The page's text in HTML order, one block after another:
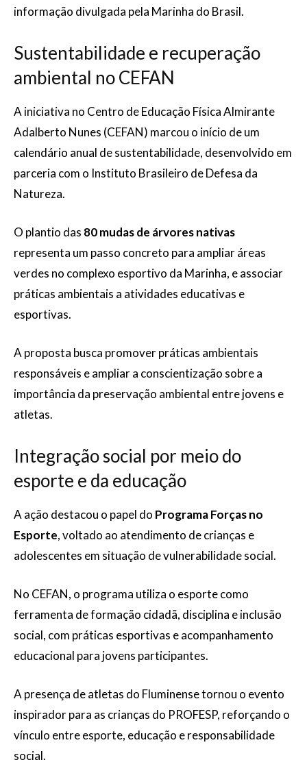
informação divulgada pela Marinha do Brasil.
Sustentabilidade e recuperação
ambiental no CEFAN
A iniciativa no Centro de Educação Física Almirante
Adalberto Nunes (CEFAN) marcou o início de um
calendário anual de sustentabilidade, desenvolvido em
parceria com o Instituto Brasileiro de Defesa da
Natureza.
O plantio das 80 mudas de árvores nativas
representa um passo concreto para ampliar áreas
verdes no complexo esportivo da Marinha, e associar
práticas ambientais a atividades educativas e
esportivas.
A proposta busca promover práticas ambientais
responsáveis e ampliar a conscientização sobre a
importância da preservação ambiental entre jovens e
atletas.
Integração social por meio do
esporte e da educação
A ação destacou o papel do Programa Forças no
Esporte, voltado ao atendimento de crianças e
adolescentes em situação de vulnerabilidade social.
No CEFAN, o programa utiliza o esporte como
ferramenta de formação cidadã, disciplina e inclusão
social, com práticas esportivas e acompanhamento
educacional para jovens participantes.
A presença de atletas do Fluminense tornou o evento
inspirador para as crianças do PROFESP, reforçando o
vínculo entre esporte, educação e responsabilidade
social.